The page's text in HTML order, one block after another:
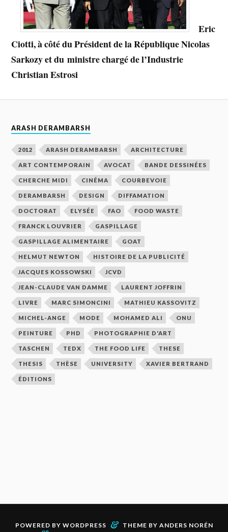
Eric
Ciotti, à côté du Président de la République Nicolas
Sarkozy et du ministre chargé de l’Industrie
Christian Estrosi
ARASH DERAMBARSH
2012 ARASH DERAMBARSH ARCHITECTURE
ART CONTEMPORAIN AVOCAT BANDE DESSINÉES
CHERCHE MIDI CINÉMA COURBEVOIE
DERAMBARSH DESIGN DIFFAMATION
DOCTORAT ELYSÉE FAO FOOD WASTE
FRANCK LOUVRIER GASPILLAGE
GASPILLAGE ALIMENTAIRE GOAT
HELMUT NEWTON HISTOIRE DE LA PUBLICITÉ
JACQUES KOSSOWSKI JCVD
JEAN-CLAUDE VAN DAMME LAURENT JOFFRIN
LIVRE MARC SIMONCINI MATHIEU KASSOVITZ
MICHEL-ANGE MODE MOHAMED ALI ONU
PEINTURE PHD PHOTOGRAPHIE D'ART
TASCHEN TEDX THE FOOD LIFE THESE
THESIS THÈSE UNIVERSITY XAVIER BERTRAND
ÉDITIONS
POWERED BY WORDPRESS & THEME BY ANDERS NORÉN